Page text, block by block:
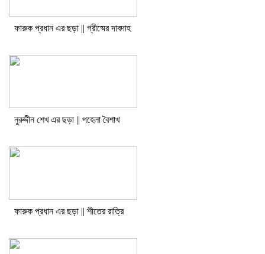
ফারুক প্রধান এর ছড়া || গ্রীষ্মের দাবদাহ
নুরুদ্দীন শেখ এর ছড়া || পহেলা বৈশাখ
ফারুক প্রধান এর ছড়া || শীতের রাত্রি